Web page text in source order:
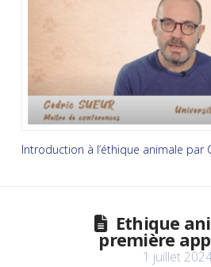
Introduction à l’éthique animale par
Ethique
première
1 juillet